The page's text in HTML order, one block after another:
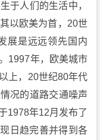
于人们的生活中，
以欧美为首，20世
展是远远领先国内
1997年，欧美城市
上，20世纪80年代
况的道路交通噪声
1978年12月发布了
日趋完善并得到各